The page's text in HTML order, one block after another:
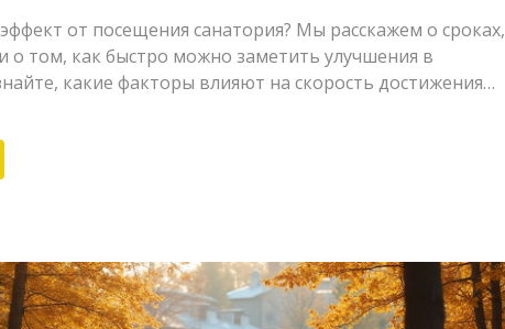
от посещения санатория? Мы расскажем о сроках,
о том, как быстро можно заметить улучшения в
какие факторы влияют на скорость достижения